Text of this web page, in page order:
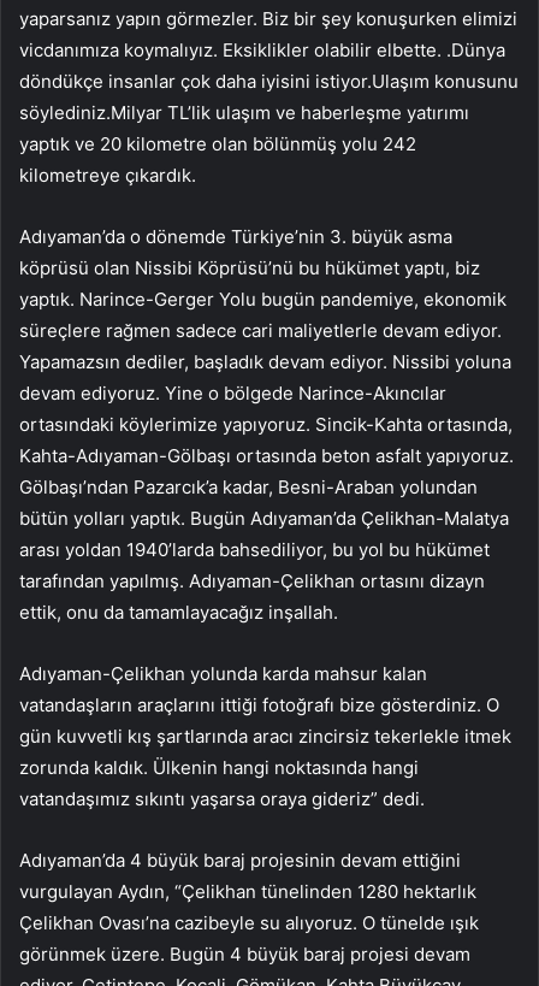
yaparsanız yapın görmezler. Biz bir şey konuşurken elimizi
vicdanımıza koymalıyız. Eksiklikler olabilir elbette. .Dünya
döndükçe insanlar çok daha iyisini istiyor.Ulaşım konusunu
söylediniz.Milyar TL’lik ulaşım ve haberleşme yatırımı
yaptık ve 20 kilometre olan bölünmüş yolu 242
kilometreye çıkardık.
Adıyaman’da o dönemde Türkiye’nin 3. büyük asma
köprüsü olan Nissibi Köprüsü’nü bu hükümet yaptı, biz
yaptık. Narince-Gerger Yolu bugün pandemiye, ekonomik
süreçlere rağmen sadece cari maliyetlerle devam ediyor.
Yapamazsın dediler, başladık devam ediyor. Nissibi yoluna
devam ediyoruz. Yine o bölgede Narince-Akıncılar
ortasındaki köylerimize yapıyoruz. Sincik-Kahta ortasında,
Kahta-Adıyaman-Gölbaşı ortasında beton asfalt yapıyoruz.
Gölbaşı’ndan Pazarcık’a kadar, Besni-Araban yolundan
bütün yolları yaptık. Bugün Adıyaman’da Çelikhan-Malatya
arası yoldan 1940’larda bahsediliyor, bu yol bu hükümet
tarafından yapılmış. Adıyaman-Çelikhan ortasını dizayn
ettik, onu da tamamlayacağız inşallah.
Adıyaman-Çelikhan yolunda karda mahsur kalan
vatandaşların araçlarını ittiği fotoğrafı bize gösterdiniz. O
gün kuvvetli kış şartlarında aracı zincirsiz tekerlekle itmek
zorunda kaldık. Ülkenin hangi noktasında hangi
vatandaşımız sıkıntı yaşarsa oraya gideriz” dedi.
Adıyaman’da 4 büyük baraj projesinin devam ettiğini
vurgulayan Aydın, “Çelikhan tünelinden 1280 hektarlık
Çelikhan Ovası’na cazibeyle su alıyoruz. O tünelde ışık
görünmek üzere. Bugün 4 büyük baraj projesi devam